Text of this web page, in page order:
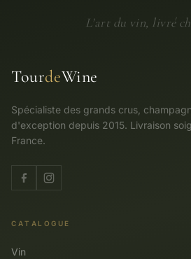
L'art du vin, livré
TourdeWine
Spécialiste des grands crus,
d'exception depuis 2015. Livraison
France.
CATALOGUE
Vin